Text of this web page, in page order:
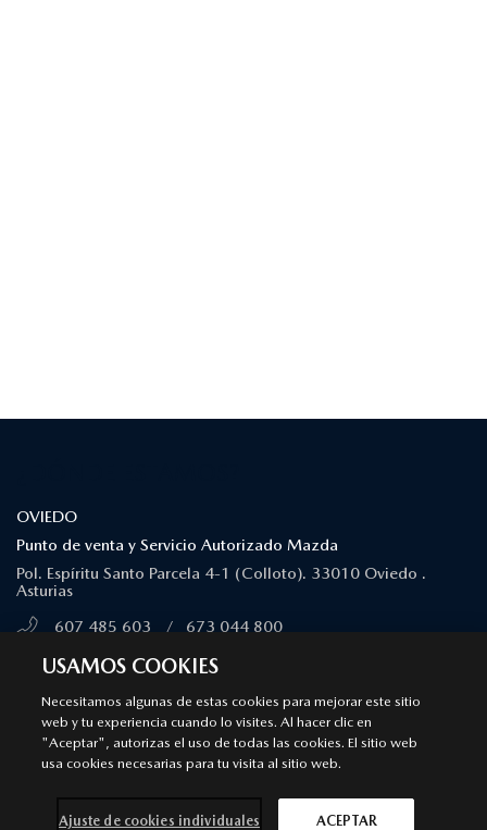
OVIEDO
Punto de venta y Servicio Autorizado Mazda
Pol. Espíritu Santo Parcela 4-1 (Colloto). 33010 Oviedo .
Asturias
607 485 603
/
673 044 800
MÁS INFORMACIÓN
GIJÓN
Punto de venta y Servicio Autorizado Mazda
(PORCEYO), 45. 33211 Gijón. Asturias
USAMOS COOKIES
Necesitamos algunas de estas cookies para mejorar este sitio
web y tu experiencia cuando lo visites. Al hacer clic en
"Aceptar", autorizas el uso de todas las cookies. El sitio web
usa cookies necesarias para tu visita al sitio web.
Ajuste de cookies individuales ACEPTAR